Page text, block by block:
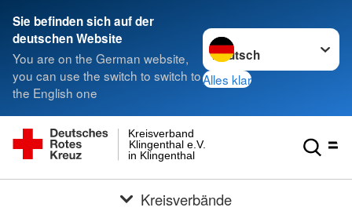
Sie befinden sich auf der
deutschen Website
You are on the German website,
you can use the switch to switch to
the English one
Sprache wechseln zu
Alles klar
in Klingenthal
Klingenthal e.V.
Kreisverband
Kreisverbände